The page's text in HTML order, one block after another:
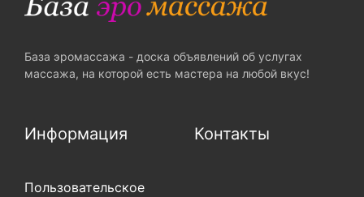
База эромассажа - доска объявлений об услугах
массажа, на которой есть мастера на любой вкус!
Информация
Пользовательское
Контакты